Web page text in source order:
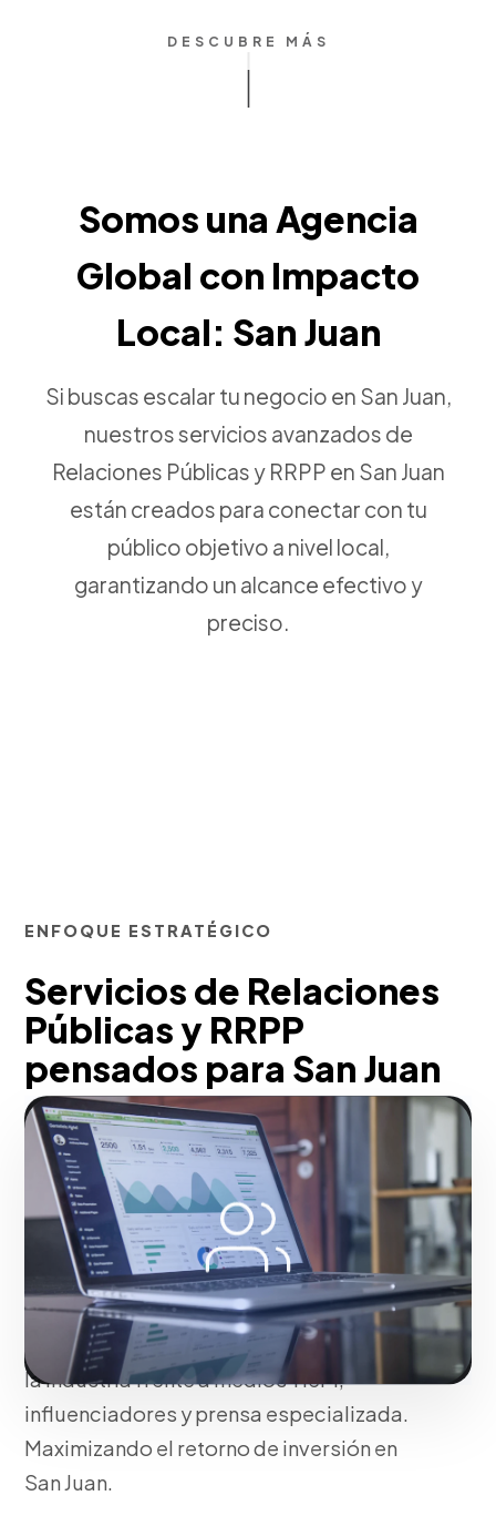
DESCUBRE MÁS
Somos una Agencia
Global con Impacto
Local: San Juan
Si buscas escalar tu negocio en San Juan,
nuestros servicios avanzados de
Relaciones Públicas y RRPP en San Juan
están creados para conectar con tu
público objetivo a nivel local,
garantizando un alcance efectivo y
preciso.
ENFOQUE ESTRATÉGICO
Servicios de Relaciones
Públicas y RRPP
pensados para San Juan
Trabajando junto a ti, construimos
narrativas corporativas con ángulos
periodísticos de interés mediático
(Newsjacking). Distribuimos
comunicados de prensa y organizamos
ruedas de prensa que posicionan a los
voceros de la firma como autoridades de
la industria frente a medios Tier 1,
influenciadores y prensa especializada.
Maximizando el retorno de inversión en
San Juan.